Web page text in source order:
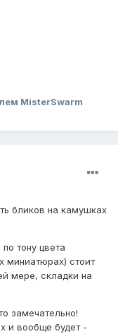
MisterSwarm
бликов на камушках
тону цвета
миниатюрах) стоит
мере, складки на
замечательно!
и вообще будет -